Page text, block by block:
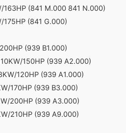
163HP (841 M.000 841 N.000)
175HP (841 G.000)
(939 B1.000)
150HP (939 A2.000)
120HP (939 A1.000)
170HP (939 B3.000)
200HP (939 A3.000)
210HP (939 A9.000)